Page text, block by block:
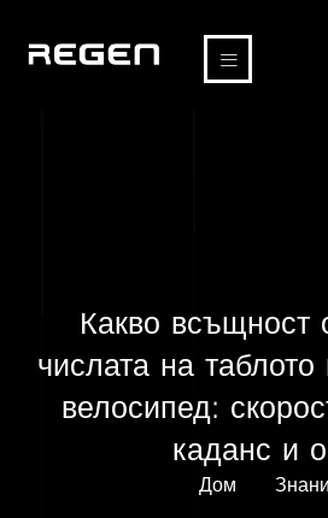
Какво всъщност
числата на
велосипед:
каданс и
Дом